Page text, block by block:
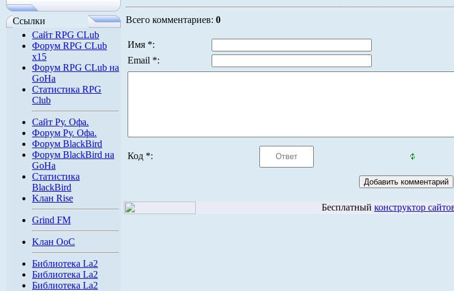
Ссылки
Сайт RPG CLub
Форум RPG CLub
x15
Форум RPG CLub на
GoHa
Статистика RPG
Club
Сайт Ру. Офа.
Форум Ру. Офа.
Форум BlackBird
Форум BlackBird на
GoHa
Статистика
BlackBird
Kлан Rise
Grind FM
Kлан OoC
Библиотека La2
Библиотека La2
Библиотека La2
Всего комментариев: 0
Имя *:
Email *:
Код *:
Бесплатный конструктор